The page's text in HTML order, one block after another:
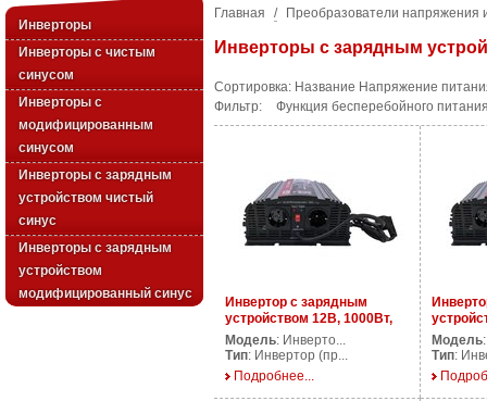
Инверторы
Инверторы с чистым
синусом
Инверторы с
модифицированным
синусом
Инверторы с зарядным
устройством чистый
синус
Инверторы с зарядным
устройством
модифицированный синус
Главная / Преобразователи напряжения
Инверторы с зарядным
Сортировка: Название Напряжение
Фильтр:
Функция бесперебойного
Инвертор с зарядным
устройством 12В, 1000Вт,
AP CPS1000/12V
Модель: Инверто...
Тип: Инвертор (пр...
Подробнее...
AP
Модель
Тип: